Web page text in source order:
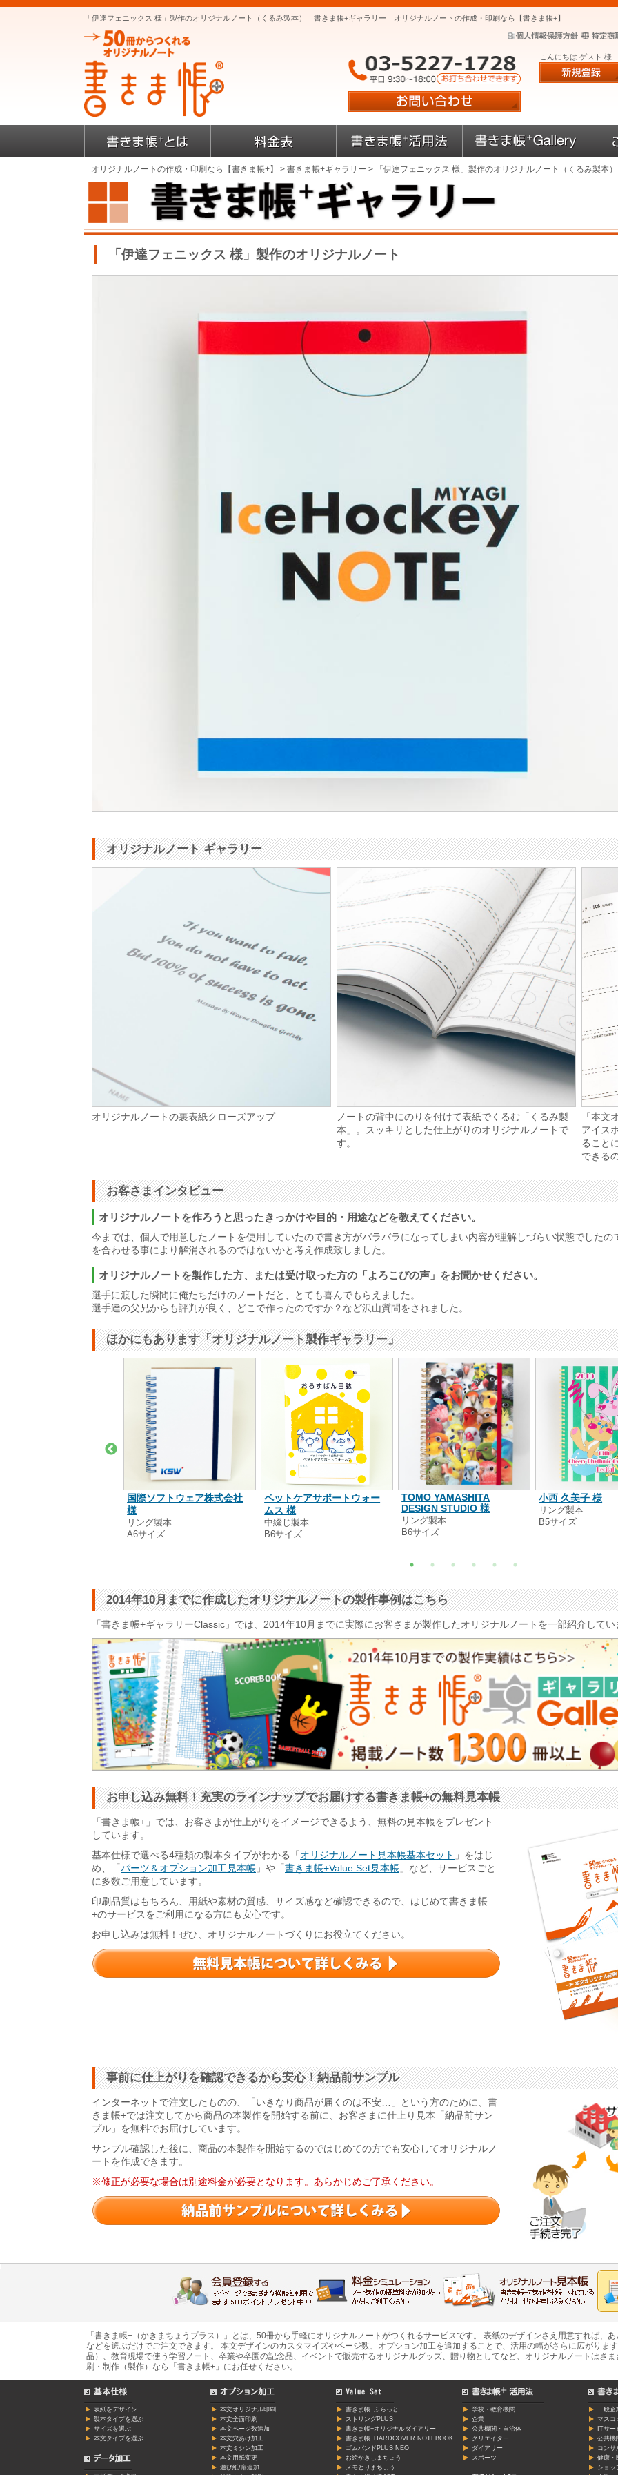
「伊達フェニックス 様」製作のオリジナルノート（くるみ製本）｜書きま帳+ギャラリー｜オリジナルノートの作成・印刷なら【書きま帳+】
こんにちは ゲスト 様
オリジナルノートの作成・印刷なら【書きま帳+】 > 書きま帳+ギャラリー > 「伊達フェニックス 様」製作のオリジナルノート（くるみ製本）
「伊達フェニックス 様」製作のオリジナルノート
オリジナルノート ギャラリー
オリジナルノートの裏表紙クローズアップ
ノートの背中にのりを付けて表紙でくるむ「くるみ製
本」。スッキリとした仕上がりのオリジナルノートで
す。
「本文
アイス
ること
できる
お客さまインタビュー
オリジナルノートを作ろうと思ったきっかけや目的・用途などを教えてください。
今までは、個人で用意したノートを使用していたので書き方がバラバラになってしまい内容が理解しづらい状態でした
を合わせる事により解消されるのではないかと考え作成致しました。
オリジナルノートを製作した方、または受け取った方の「よろこびの声」をお聞かせください。
選手に渡した瞬間に俺たちだけのノートだと、とても喜んでもらえました。
選手達の父兄からも評判が良く、どこで作ったのですか？など沢山質問をされました。
ほかにもあります「オリジナルノート製作ギャラリー」
国際ソフトウェア株式会社
様
リング製本
A6サイズ
ペットケアサポートウォー
ムス 様
中綴じ製本
B6サイズ
TOMO YAMASHITA
DESIGN STUDIO 様
リング製本
B6サイズ
小西 久美子 様
リング製本
B5サイズ
2014年10月までに作成したオリジナルノートの製作事例はこちら
「書きま帳+ギャラリーClassic」では、2014年10月までに実際にお客さまが製作したオリジナルノートを一部紹介してい
お申し込み無料！充実のラインナップでお届けする書きま帳+の無料見本帳
「書きま帳+」では、お客さまが仕上がりをイメージできるよう、無料の見本帳をプレゼント
しています。
基本仕様で選べる4種類の製本タイプがわかる「 オリジナルノート見本帳基本セット 」をはじ
め、「 パーツ＆オプション加工見本帳 」や「 書きま帳+Value Set見本帳 」など、サービスごと
に多数ご用意しています。
印刷品質はもちろん、用紙や素材の質感、サイズ感など確認できるので、はじめて書きま帳
+のサービスをご利用になる方にも安心です。
お申し込みは無料！ぜひ、オリジナルノートづくりにお役立てください。
事前に仕上がりを確認できるから安心！納品前サンプル
インターネットで注文したものの、「いきなり商品が届くのは不安…」という方のために、書
きま帳+では注文してから商品の本製作を開始する前に、お客さまに仕上り見本「納品前サン
プル」を無料でお届けしています。
サンプル確認した後に、商品の本製作を開始するのではじめての方でも安心してオリジナルノ
ートを作成できます。
※修正が必要な場合は別途料金が必要となります。あらかじめご了承ください。
「書きま帳+（かきまちょうプラス）」とは、50冊から手軽にオリジナルノートがつくれるサービスです。 表紙のデザインさえ用意すれば、
などを選ぶだけでご注文できます。 本文デザインのカスタマイズやページ数、オプション加工を追加することで、活用の幅がさらに広がりま
品）、教育現場で使う学習ノート、卒業や卒園の記念品、イベントで販売するオリジナルグッズ、贈り物としてなど、オリジナルノートはさ
刷・制作（製作）なら「書きま帳+」にお任せください。
表紙をデザイン
製本タイプを選ぶ
サイズを選ぶ
本文タイプを選ぶ
本文オリジナル印刷
本文全面印刷
本文ページ数追加
本文穴あけ加工
本文ミシン加工
本文用紙変更
遊び紙/扉追加
書きま帳+ふらっと
ストリングPLUS
書きま帳+オリジナルダイアリー
書きま帳+HARDCOVER NOTEBOOK
ゴムバンドPLUS NEO
お絵かきしまちょう
メモとりまちょう
学校・教育機関
企業
公共機関・自治体
クリエイター
ダイアリー
スポーツ
一般企
マスコ
ITサ
公共機
コンサ
健康・
ショッ